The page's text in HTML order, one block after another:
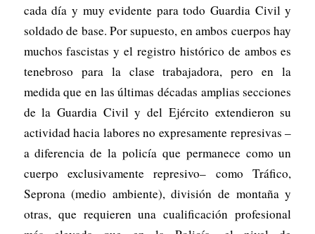
cada día y muy evidente para todo Guardia Civil y
soldado de base. Por supuesto, en ambos cuerpos hay
muchos fascistas y el registro histórico de ambos es
tenebroso para la clase trabajadora, pero en la
medida que en las últimas décadas amplias secciones
de la Guardia Civil y del Ejército extendieron su
actividad hacia labores no expresamente represivas –
a diferencia de la policía que permanece como un
cuerpo exclusivamente represivo– como Tráfico,
Seprona (medio ambiente), división de montaña y
otras, que requieren una cualificación profesional